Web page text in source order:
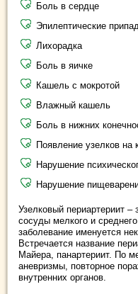
Боль в сердце
Эпилептические
Лихорадка
Боль в яичке
Кашель с мокротой
Влажный кашель
Боль в нижних
Появление узелков на
Нарушение
Нарушение
Узелковый периартериит –
сосуды мелкого и
заболевание именуется
Встречается название
Майера, панартериит. По
аневризмы, повторное
внутренних органов.